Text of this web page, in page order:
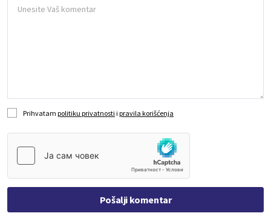
Prihvatam politiku privatnosti i pravila korišćenja
Pošalji komentar